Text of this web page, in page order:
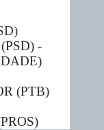
-
(PTB)